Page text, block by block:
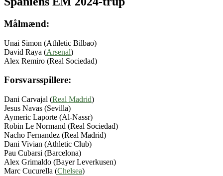
Målmænd:
Unai Simon (Athletic Bilbao)
David Raya (Arsenal)
Alex Remiro (Real Sociedad)
Forsvarsspillere:
Dani Carvajal (Real Madrid)
Jesus Navas (Sevilla)
Aymeric Laporte (Al-Nassr)
Robin Le Normand (Real Sociedad)
Nacho Fernandez (Real Madrid)
Dani Vivian (Athletic Club)
Pau Cubarsi (Barcelona)
Alex Grimaldo (Bayer Leverkusen)
Marc Cucurella (Chelsea)